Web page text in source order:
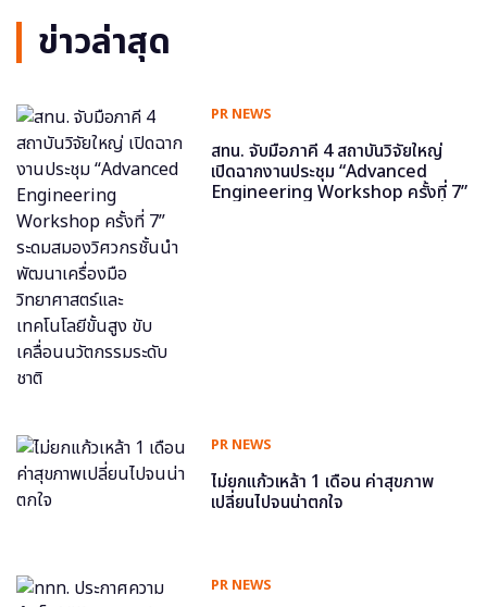
ข่าวล่าสุด
PR NEWS
สทน. จับมือภาคี 4 สถาบันวิจัยใหญ่
เปิดฉากงานประชุม “Advanced
Engineering Workshop ครั้งที่ 7”
PR NEWS
ไม่ยกแก้วเหล้า 1 เดือน ค่าสุขภาพ
เปลี่ยนไปจนน่าตกใจ
PR NEWS